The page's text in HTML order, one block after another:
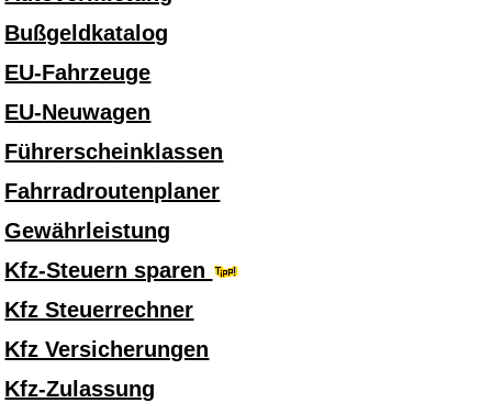
Bußgeldkatalog
EU-Fahrzeuge
EU-Neuwagen
Führerscheinklassen
Fahrradroutenplaner
Gewährleistung
Kfz-Steuern sparen
Kfz Steuerrechner
Kfz Versicherungen
Kfz-Zulassung